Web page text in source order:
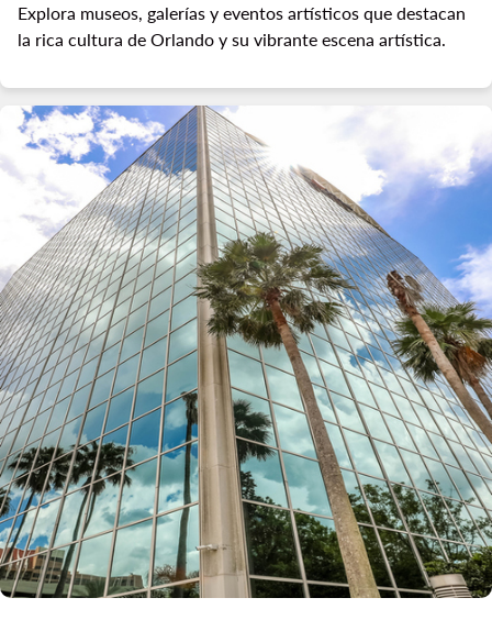
Explora museos, galerías y eventos artísticos que destacan
la rica cultura de Orlando y su vibrante escena artística.